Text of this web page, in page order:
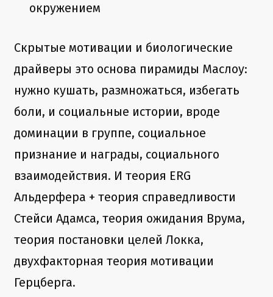
окружением
Cкрытые мотивации и биологические
драйверы это основа пирамиды Маслоу:
нужно кушать, размножаться, избегать
боли, и социальные истории, вроде
доминации в группе, социальное
признание и награды, социального
взаимодействия. И теория ERG
Альдерфера + теория справедливости
Стейси Адамса, теория ожидания Врума,
теория постановки целей Локка,
двухфакторная теория мотивации
Герцберга.